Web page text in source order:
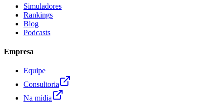
Simuladores
Rankings
Blog
Podcasts
Empresa
Equipe
Consultoria
Na mídia